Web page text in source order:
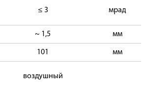
≤ 3 мрад
~ 1,5 мм
101 мм
воздушный